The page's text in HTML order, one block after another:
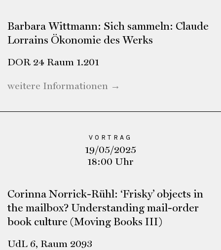
Barbara Wittmann: Sich sammeln: Claude
Lorrains Ökonomie des Werks
DOR 24 Raum 1.201
weitere Informationen →
VORTRAG
19/05/2025
18:00 Uhr
Corinna Norrick-Rühl: ‘Frisky’ objects in
the mailbox? Understanding mail-order
book culture (Moving Books III)
UdL 6, Raum 2093